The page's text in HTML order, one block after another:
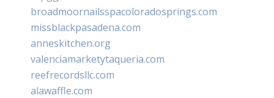
broadmoornailsspacoloradosprings.com
missblackpasadena.com
anneskitchen.org
valenciamarketytaqueria.com
reefrecordsllc.com
alawaffle.com